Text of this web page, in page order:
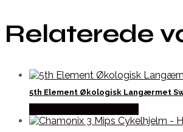
Relaterede
5th Element Økologisk Langærmet